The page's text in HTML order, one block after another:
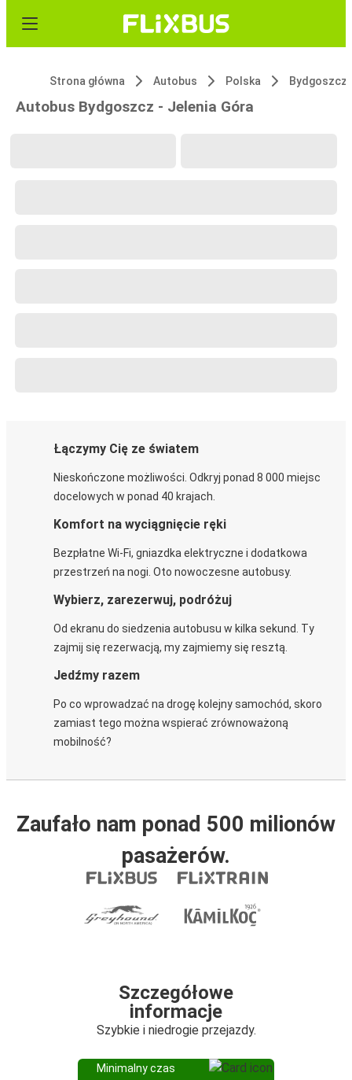
Strona główna Autobus Polska Bydgoszcz
Autobus Bydgoszcz - Jelenia Góra
Łączymy Cię ze światem
Nieskończone możliwości. Odkryj ponad 8 000 miejsc
docelowych w ponad 40 krajach.
Komfort na wyciągnięcie ręki
Bezpłatne Wi-Fi, gniazdka elektryczne i dodatkowa
przestrzeń na nogi. Oto nowoczesne autobusy.
Wybierz, zarezerwuj, podróżuj
Od ekranu do siedzenia autobusu w kilka sekund. Ty
zajmij się rezerwacją, my zajmiemy się resztą.
Jedźmy razem
Po co wprowadzać na drogę kolejny samochód, skoro
zamiast tego można wspierać zrównoważoną
mobilność?
Zaufało nam ponad 500 milionów
pasażerów.
Szczegółowe
informacje
Szybkie i niedrogie przejazdy.
Minimalny czas